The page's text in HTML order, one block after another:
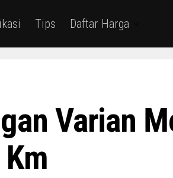
Tips Daftar Harga
Varian